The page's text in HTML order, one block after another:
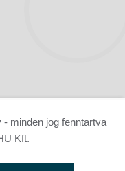
minden jog fenntartva
Kft.